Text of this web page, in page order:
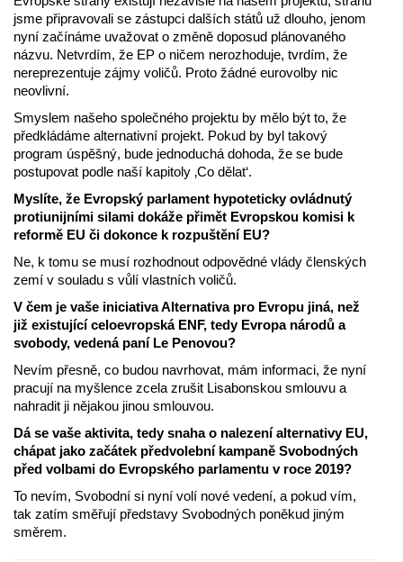
jsme připravovali se zástupci dalších států už dlouho, jenom
nyní začínáme uvažovat o změně doposud plánovaného
názvu. Netvrdím, že EP o ničem nerozhoduje, tvrdím, že
nereprezentuje zájmy voličů. Proto žádné eurovolby nic
neovlivní.
Smyslem našeho společného projektu by mělo být to, že
předkládáme alternativní projekt. Pokud by byl takový
program úspěšný, bude jednoduchá dohoda, že se bude
postupovat podle naší kapitoly ‚Co dělat‘.
Myslíte, že Evropský parlament hypoteticky ovládnutý
protiunijními silami dokáže přimět Evropskou komisi k
reformě EU či dokonce k rozpuštění EU?
Ne, k tomu se musí rozhodnout odpovědné vlády členských
zemí v souladu s vůlí vlastních voličů.
V čem je vaše iniciativa Alternativa pro Evropu jiná, než
již existující celoevropská ENF, tedy Evropa národů a
svobody, vedená paní Le Penovou?
Nevím přesně, co budou navrhovat, mám informaci, že nyní
pracují na myšlence zcela zrušit Lisabonskou smlouvu a
nahradit ji nějakou jinou smlouvou.
Dá se vaše aktivita, tedy snaha o nalezení alternativy EU,
chápat jako začátek předvolební kampaně Svobodných
před volbami do Evropského parlamentu v roce 2019?
To nevím, Svobodní si nyní volí nové vedení, a pokud vím,
tak zatím směřují představy Svobodných poněkud jiným
směrem.